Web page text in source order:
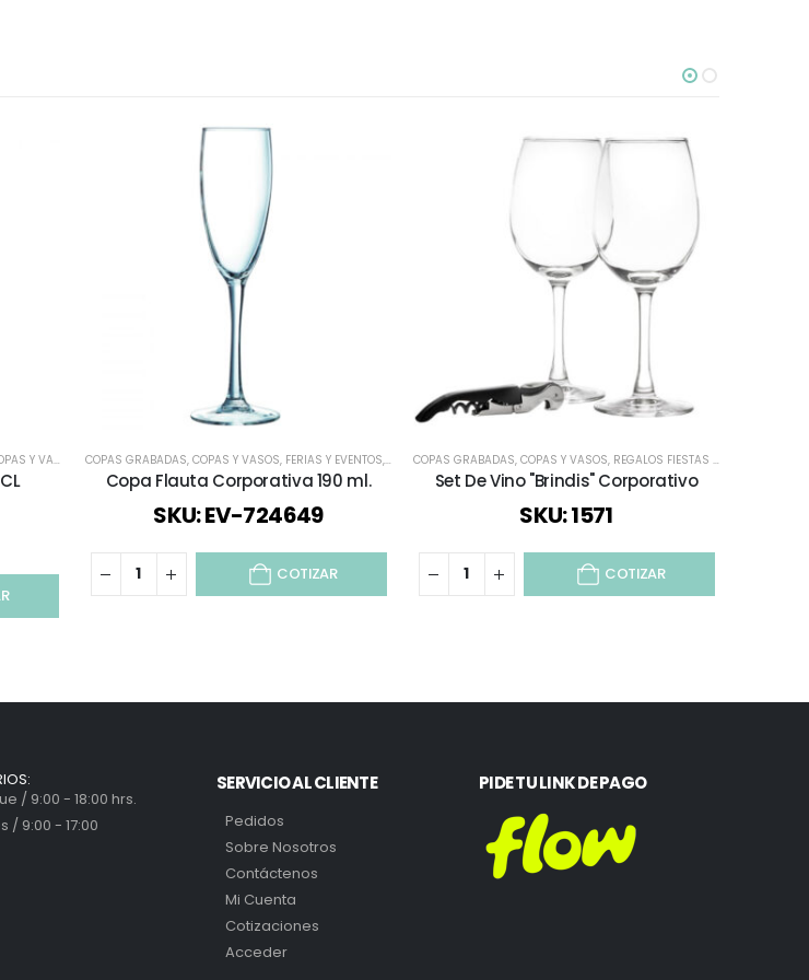
Y VASOS TODOS
COPAS GRABADAS, COPAS Y VASOS, FERIAS Y EVENTOS, FIESTAS
Copa Flauta Corporativa 190 ml.
SKU: EV-724649
COTIZAR
COPAS GRABADAS, COPAS Y VASOS, REGALOS FIESTAS PATRIAS
Set De Vino "Brindis" Corporativo
SKU: 1571
COTIZAR
/ 9:00 - 18:00 hrs.
/ 9:00 - 17:00
SERVICIO AL CLIENTE
Pedidos
Sobre Nosotros
Contáctenos
Mi Cuenta
Cotizaciones
Acceder
PIDE TU LINK DE PAGO